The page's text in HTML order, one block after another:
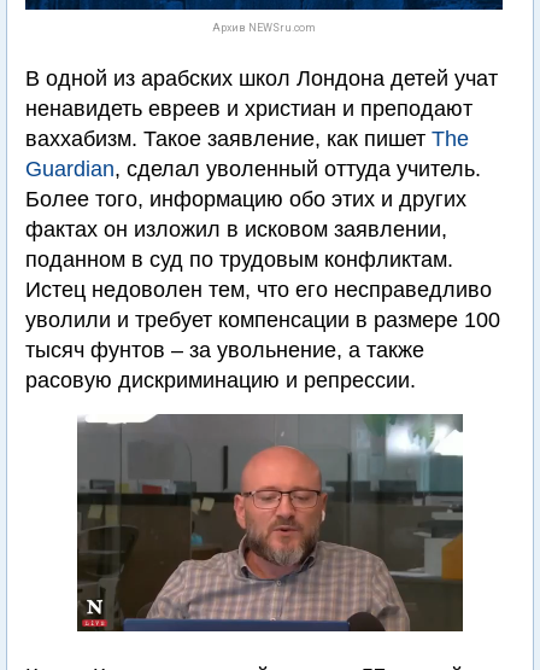
Архив NEWSru.com
В одной из арабских школ Лондона детей учат
ненавидеть евреев и христиан и преподают
ваххабизм. Такое заявление, как пишет The
Guardian, сделал уволенный оттуда учитель.
Более того, информацию обо этих и других
фактах он изложил в исковом заявлении,
поданном в суд по трудовым конфликтам.
Истец недоволен тем, что его несправедливо
уволили и требует компенсации в размере 100
тысяч фунтов – за увольнение, а также
расовую дискриминацию и репрессии.